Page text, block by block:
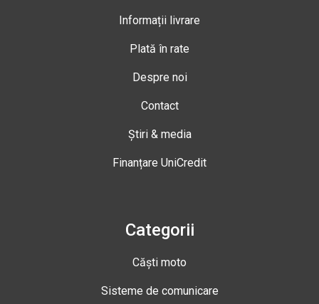
Informații livrare
Plată în rate
Despre noi
Contact
Știri & media
Finanțare UniCredit
Categorii
Căști moto
Sisteme de comunicare